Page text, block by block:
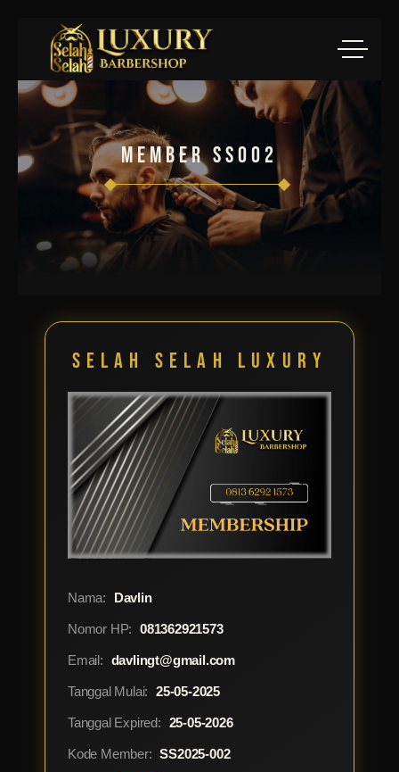
Member SS002
Selah Selah Luxury
Nama: Davlin
Nomor HP: 081362921573
Email: davlingt@gmail.com
Tanggal Mulai: 25-05-2025
Tanggal Expired: 25-05-2026
Kode Member: SS2025-002